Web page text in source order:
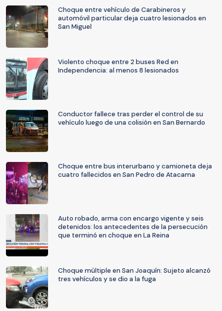
Choque entre vehículo de Carabineros y
automóvil particular deja cuatro lesionados en
San Miguel
Violento choque entre 2 buses Red en
Independencia: al menos 8 lesionados
Conductor fallece tras perder el control de su
vehículo luego de una colisión en San Bernardo
Choque entre bus interurbano y camioneta deja
cuatro fallecidos en San Pedro de Atacama
Auto robado, arma con encargo vigente y seis
detenidos: los antecedentes de la persecución
que terminó en choque en La Reina
Choque múltiple en San Joaquín: Sujeto alcanzó
tres vehículos y se dio a la fuga